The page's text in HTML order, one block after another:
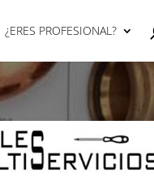
¿ERES PROFESIONAL?